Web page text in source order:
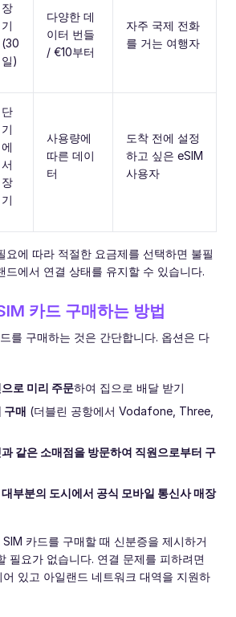
장
기
(30
일)
다양한 데
이터 번들
/ €10부터
자주 국제 전화
를 거는 여행자
단
기
에
서
장
기
사용량에
따른 데이
터
도착 전에 설정
하고 싶은 eSIM
사용자
요에 따라 적절한 요금제를 선택하면 불필
드에서 연결 상태를 유지할 수 있습니다.
카드 구매하는 방법
를 구매하는 것은 간단합니다. 옵션은 다
로 미리 주문하여 집으로 배달 받기
구매 (더블린 공항에서 Vodafone, Three,
같은 소매점을 방문하여 직원으로부터 구
부분의 도시에서 공식 모바일 통신사 매장
카드를 구매할 때 신분증을 제시하거
필요가 없습니다. 연결 문제를 피하려면
있고 아일랜드 네트워크 대역을 지원하